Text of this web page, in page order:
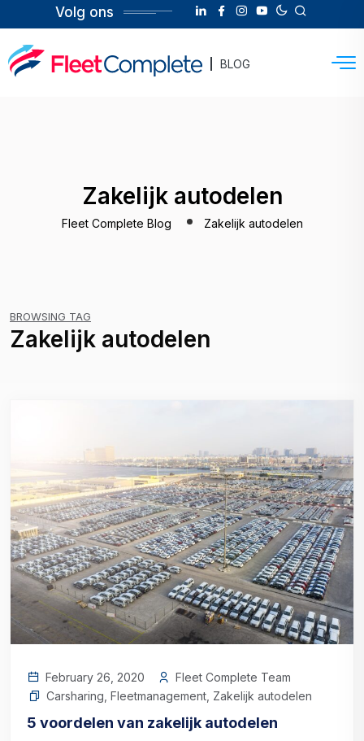
Volg ons
BLOG
Zakelijk autodelen
Fleet Complete Blog Zakelijk autodelen
BROWSING TAG
Zakelijk autodelen
February 26, 2020
Fleet Complete Team
Carsharing Fleetmanagement Zakelijk autodelen
5 voordelen van zakelijk autodelen